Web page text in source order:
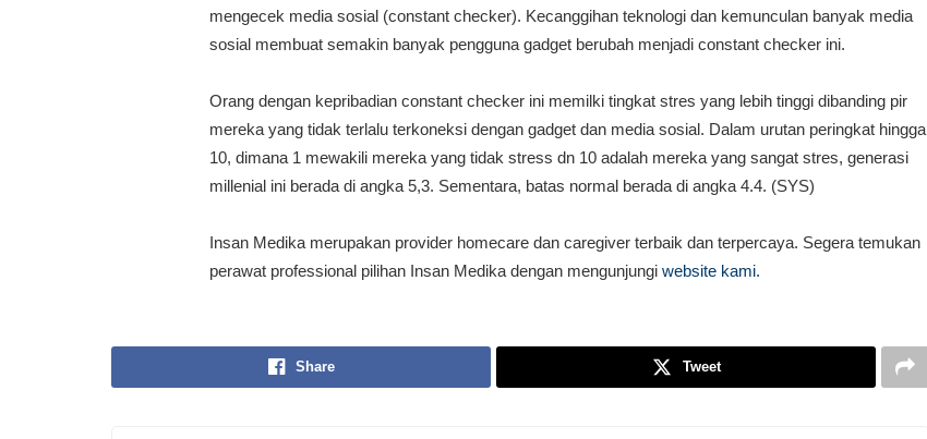
mengecek media sosial (constant checker). Kecanggihan teknologi dan kemunculan banyak media
sosial membuat semakin banyak pengguna gadget berubah menjadi constant checker ini.
Orang dengan kepribadian constant checker ini memilki tingkat stres yang lebih tinggi dibanding pir
mereka yang tidak terlalu terkoneksi dengan gadget dan media sosial. Dalam urutan peringkat hingga
10, dimana 1 mewakili mereka yang tidak stress dn 10 adalah mereka yang sangat stres, generasi
millenial ini berada di angka 5,3. Sementara, batas normal berada di angka 4.4. (SYS)
Insan Medika merupakan provider homecare dan caregiver terbaik dan terpercaya. Segera temukan
perawat professional pilihan Insan Medika dengan mengunjungi website kami.
Share Tweet